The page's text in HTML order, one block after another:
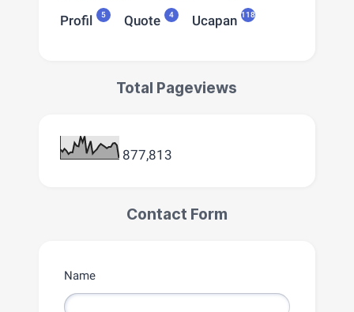
Profil 5 Quote 4 Ucapan 118
Total Pageviews
877,813
Contact Form
Name